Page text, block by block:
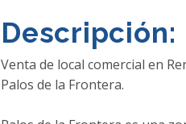
Descripción:
Venta de local comercial en
Palos de la Frontera.